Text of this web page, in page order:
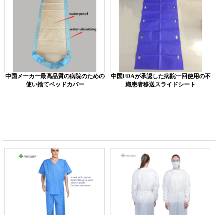
中国メーカー最高品質の病院のための
使い捨てベッドカバー
中国FDAが承認した病院一回使用の不
織患者移送スライドシート